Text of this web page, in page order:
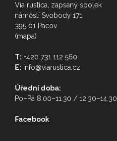
Via rustica, zapsaný spolek
náměstí Svobody 171
395 01 Pacov
(mapa)
T: +420 731 112 560
E: info@viarustica.cz
Úřední doba:
Po–Pá 8.00–11.30 / 12.30–14.30
Facebook